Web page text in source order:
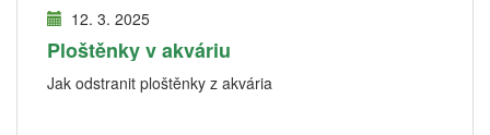
12. 3. 2025
Ploštěnky v akváriu
Jak odstranit ploštěnky z akvária